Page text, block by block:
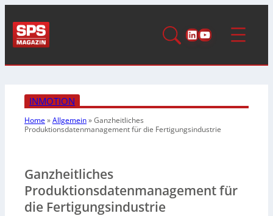
LinkedIn
YouTube
INMOTION
Home»Allgemein»Ganzheitliches
Produktionsdatenmanagementfür die Fertigungsindustrie
Ganzheitliches
Produktionsdatenmanagement für
die Fertigungsindustrie